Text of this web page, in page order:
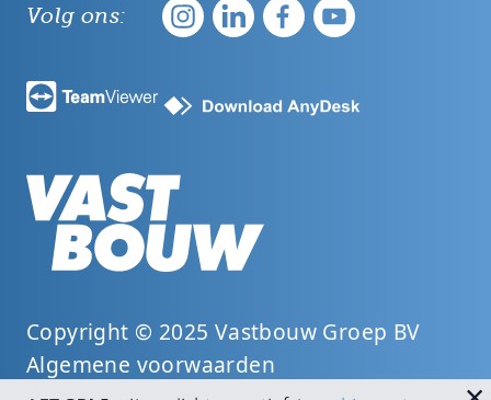
Volg ons:
Copyright © 2025 Vastbouw Groep BV
Algemene voorwaarden